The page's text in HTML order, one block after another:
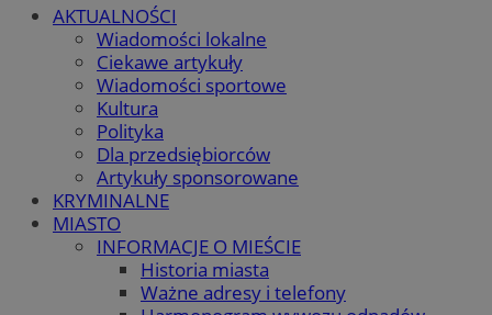
AKTUALNOŚCI
Wiadomości lokalne
Ciekawe artykuły
Wiadomości sportowe
Kultura
Polityka
Dla przedsiębiorców
Artykuły sponsorowane
KRYMINALNE
MIASTO
INFORMACJE O MIEŚCIE
Historia miasta
Ważne adresy i telefony